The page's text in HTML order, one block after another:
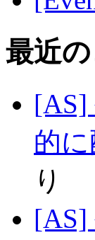
最近
[AS]
的
り
[AS]